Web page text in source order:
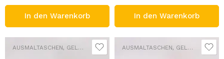
In den Warenkorb In den Warenkorb
AUSMALTASCHEN, GELDBÖRSEN SCHULTASCHEN
AUSMALTASCHEN, GELDBÖRSEN